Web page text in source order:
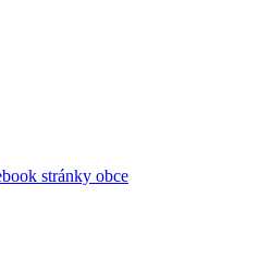
stránky obce